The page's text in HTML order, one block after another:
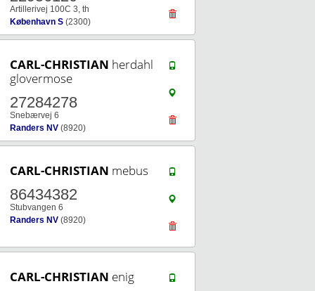
Artillerivej 100C 3, th
København S (2300)
CARL-CHRISTIAN herdahl
glovermose
27284278
Snebærvej 6
Randers NV (8920)
CARL-CHRISTIAN mebus
86434382
Stubvangen 6
Randers NV (8920)
CARL-CHRISTIAN enig